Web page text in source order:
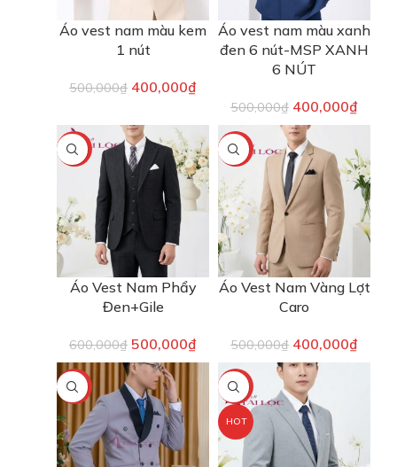
Áo vest nam màu kem
1 nút
500,000₫ 400,000₫
Áo vest nam màu xanh
đen 6 nút-MSP XANH
6 NÚT
500,000₫ 400,000₫
-17%
Áo Vest Nam Phẩy
Đen+Gile
600,000₫ 500,000₫
-20%
Áo Vest Nam Vàng Lợt
Caro
500,000₫ 400,000₫
-33% -20%
HOT